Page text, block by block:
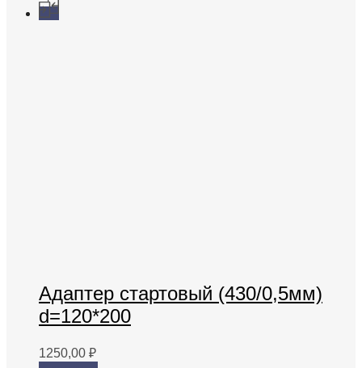
Адаптер стартовый (430/0,5мм)
d=120*200
1250,00 ₽